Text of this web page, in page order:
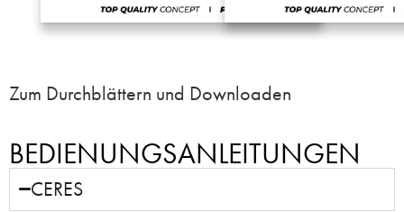
Zum Durchblättern und Downloaden
BEDIENUNGSANLEITUNGEN
CERES